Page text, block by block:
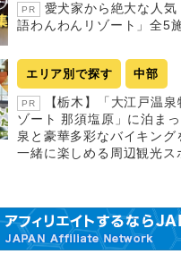
PR
愛犬家から絶大な人気
語わんわんリゾート」全5
エリア別で探す 中部
PR
【栃木】「大江戸温泉
ゾート 那須塩原」に泊ま
泉と豪華多彩なバイキング
一緒に楽しめる周辺観光ス